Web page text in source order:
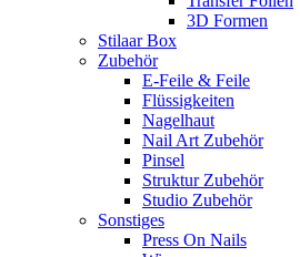
3D Formen
Stilaar Box
Zubehör
E-Feile & Feile
Flüssigkeiten
Nagelhaut
Nail Art Zubehör
Pinsel
Struktur Zubehör
Studio Zubehör
Sonstiges
Press On Nails